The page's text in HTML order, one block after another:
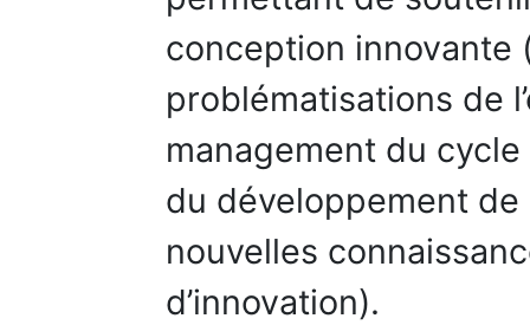
conception innovante
problématisations de
management du
du développement
nouvelles
d’innovation).